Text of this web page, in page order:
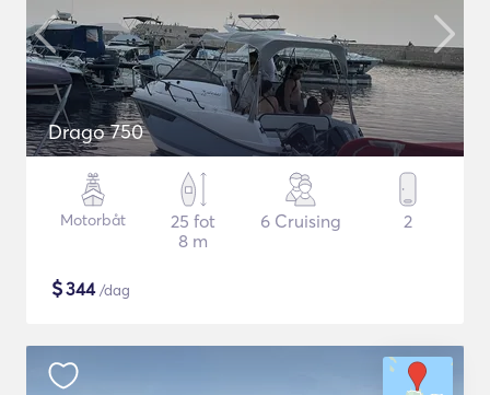
Drago 750
Motorbåt
25 fot
8 m
6 Cruising 2
$344/dag